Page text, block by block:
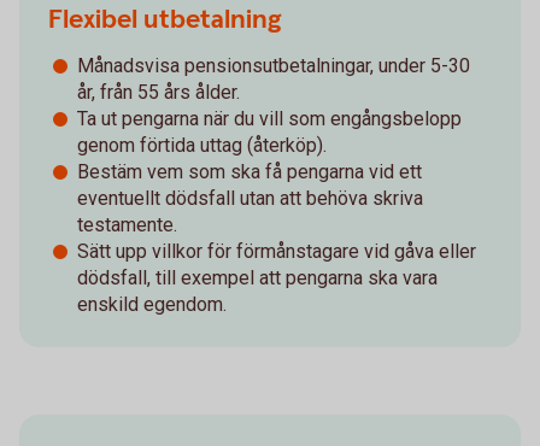
Flexibel utbetalning
Månadsvisa pensionsutbetalningar, under 5-30
år, från 55 års ålder.
Ta ut pengarna när du vill som engångsbelopp
genom förtida uttag (återköp).
Bestäm vem som ska få pengarna vid ett
eventuellt dödsfall utan att behöva skriva
testamente.
Sätt upp villkor för förmånstagare vid gåva eller
dödsfall, till exempel att pengarna ska vara
enskild egendom.